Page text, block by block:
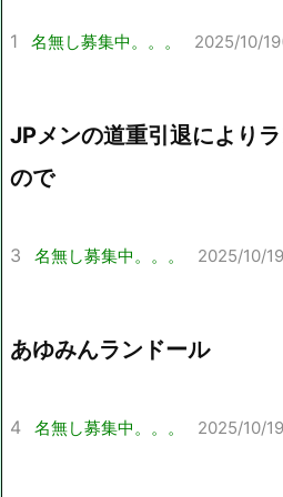
1 名無し募集中。。。 2025/10/
JPメンの道重引退により
ので
3 名無し募集中。。。 2025/10/
あゆみんランドール
4 名無し募集中。。。 2025/10/